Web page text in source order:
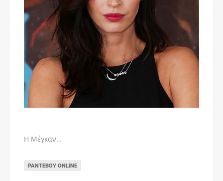
Η Μέγκαν…
ΡΑΝΤΕΒΟΎ ONLINE